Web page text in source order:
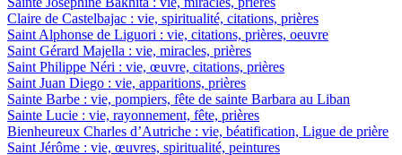
Claire de Castelbajac : vie, spiritualité, citations, prières
Saint Alphonse de Liguori : vie, citations, prières, oeuvre
Saint Gérard Majella : vie, miracles, prières
Saint Philippe Néri : vie, œuvre, citations, prières
Saint Juan Diego : vie, apparitions, prières
Sainte Barbe : vie, pompiers, fête de sainte Barbara au Liban
Sainte Lucie : vie, rayonnement, fête, prières
Bienheureux Charles d’Autriche : vie, béatification, Ligue de prière
Saint Jérôme : vie, œuvres, spiritualité, peintures